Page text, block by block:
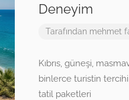
Deneyim
Tarafından mehmet
Kıbrıs, güneşi,
binlerce turistin
tatil paketleri